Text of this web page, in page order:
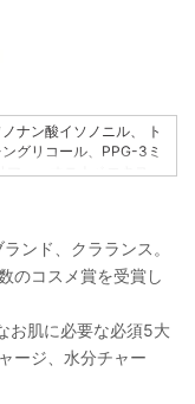
ナン酸イソノニル、 ト
グリコール、PPG-3ミ
マー、オニナベエキス、
、トロメタミン、オオ
エスシン、キノアエキ
ー、エーデルワイスエ
ラメル、ウコンエキ
実エキス、アッケシソ
安息香酸Na、クエン
EDTA-2Na、トコフェロ
ウスエキス、シュクシ
トラ(ジーtーブチルヒド
アルベンスエキス、ア
ンド、クラランス。
のコスメ賞を受賞し
お肌に必要な必須5大
ージ、水分チャー